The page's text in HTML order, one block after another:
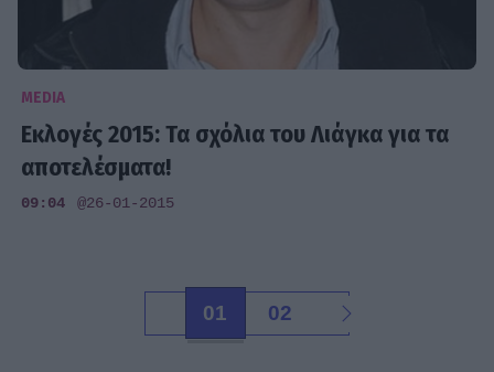
MEDIA
Εκλογές 2015: Τα σχόλια του Λιάγκα για τα
αποτελέσματα!
09:04 @26-01-2015
01 02